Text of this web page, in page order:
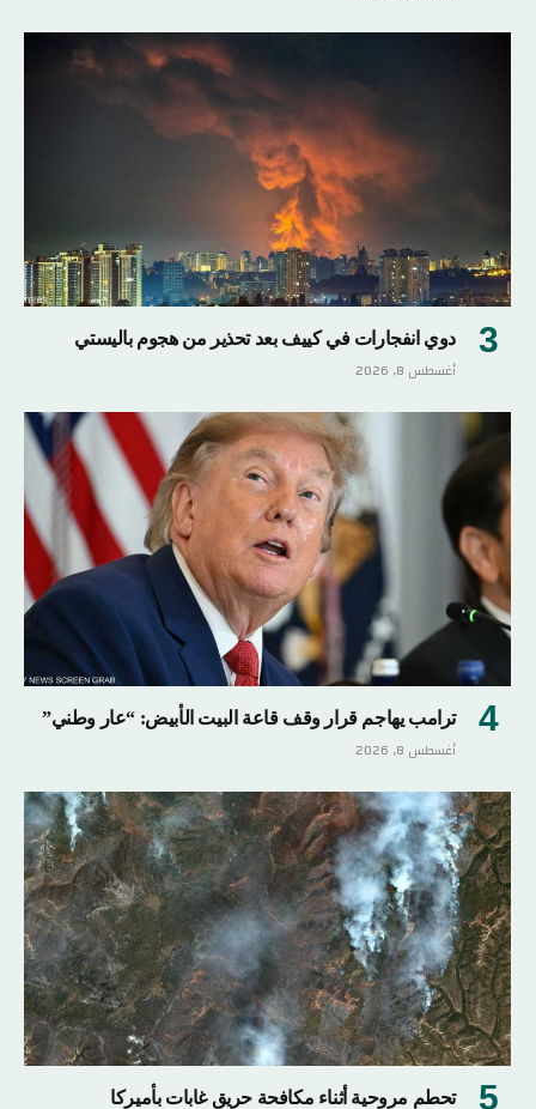
دوي انفجارات في كييف بعد تحذير من هجوم باليستي
أغسطس 8, 2026
ترامب يهاجم قرار وقف قاعة البيت الأبيض: “عار وطني”
أغسطس 8, 2026
تحطم مروحية أثناء مكافحة حريق غابات بأميركا